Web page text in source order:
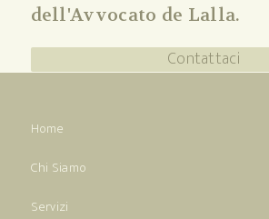
dell'Avvocato de Lalla.
Contattaci
Home
Chi Siamo
Servizi